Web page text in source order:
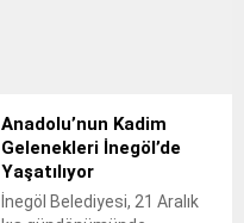
Anadolu’nun Kadim
Gelenekleri İnegöl’de
Yaşatılıyor
İnegöl Belediyesi, 21 Aralık